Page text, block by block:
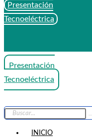
Presentación
Tecnoeléctrica
Presentación
Tecnoeléctrica
INICIO